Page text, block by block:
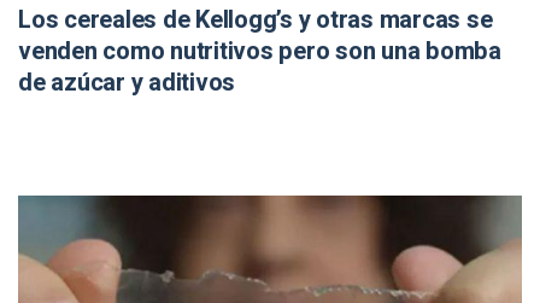
Los cereales de Kellogg’s y otras marcas se
venden como nutritivos pero son una bomba
de azúcar y aditivos